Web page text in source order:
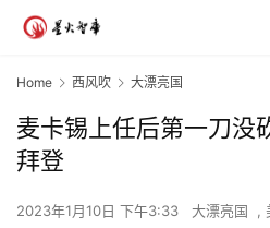
Home 西风吹 大漂亮国
麦卡锡上任后第一刀没
拜登
2023年1月10日 下午3:33 大漂亮国 ,